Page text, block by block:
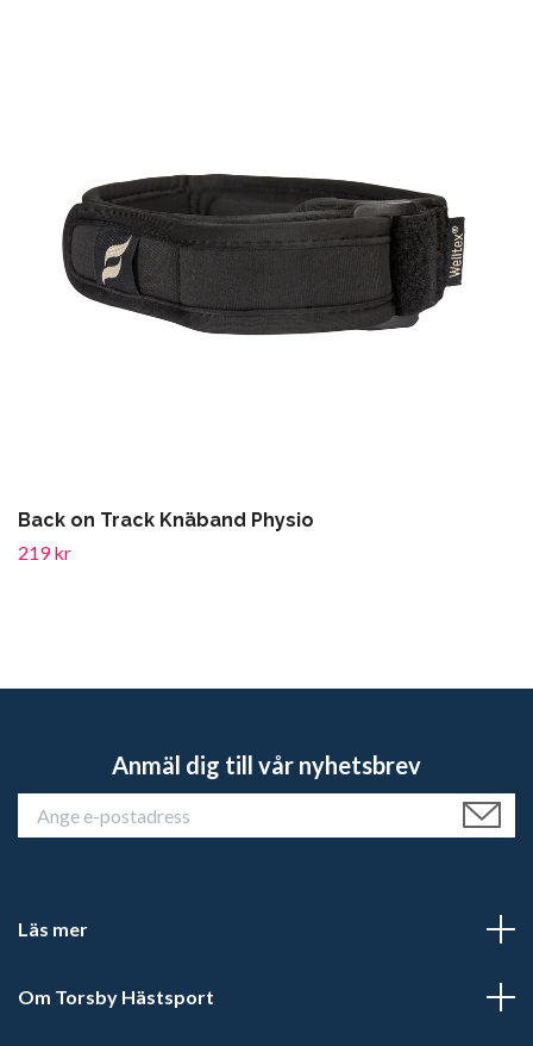
Back on Track Knäband Physio
219 kr
Anmäl dig till vår nyhetsbrev
Läs mer
Om Torsby Hästsport